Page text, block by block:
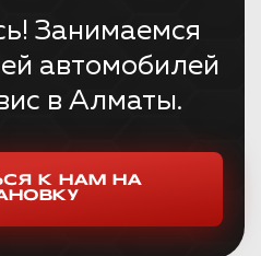
Занимаемся
автомобилей
в Алматы.
К НАМ НА